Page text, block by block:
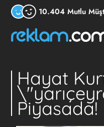
10.404 Mutlu
Hayat
Piyasada!